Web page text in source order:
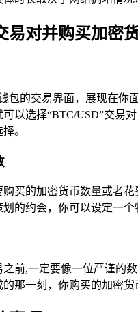
易对并购买加密
包的交易界面，展现在
以选择“BTC/USD”交易
。
购买的加密货币数量或者
的约会，你可以设定一
之前,一定要像一位严谨的
那一刻，你购买的加密货